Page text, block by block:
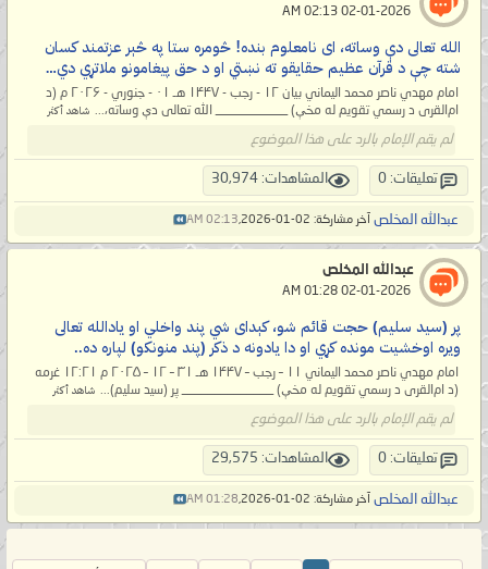
الله تعالی دې وساته، ای نامعلوم بنده! څومره ستا په څېر عزتمند کسان
شته چې د قرآن عظیم حقایقو ته نښتي او د حق پیغامونو ملاتړي دي…
امام مهدي ناصر محمد اليماني بیان ۱۲ - رجب - ۱۴۴۷ هـ ۰۱ - جنوري - ۲۰۲۶ م (د
ام‌القری د رسمي تقویم له مخې) ___________ الله تعالی دې وساته،... شاهد أكثر
لم يقم الإمام بالرد على هذا الموضوع
تعليقات: 0 المشاهدات: 30,974
عبدالله المخلص آخر مشاركة: 02-01-2026, 02:13 AM
عبدالله المخلص
پر (سید سلیم) حجت قائم شو، کېدای شي پند واخلي او یادالله تعالی
ویره اوخشیت مونده کړي او دا یادونه د ذکر (پند منونکو) لپاره ده..
امام مهدي ناصر محمد اليماني ۱۱ – رجب – ۱۴۴۷ هـ ۳۱ – ۱۲ – ۲۰۲۵ م ۱۲:۲۱ غرمه
(د ام‌القری د رسمي تقویم له مخې) ______________ پر (سید سلیم)... شاهد أكثر
لم يقم الإمام بالرد على هذا الموضوع
تعليقات: 0 المشاهدات: 29,575
عبدالله المخلص آخر مشاركة: 02-01-2026, 01:28 AM